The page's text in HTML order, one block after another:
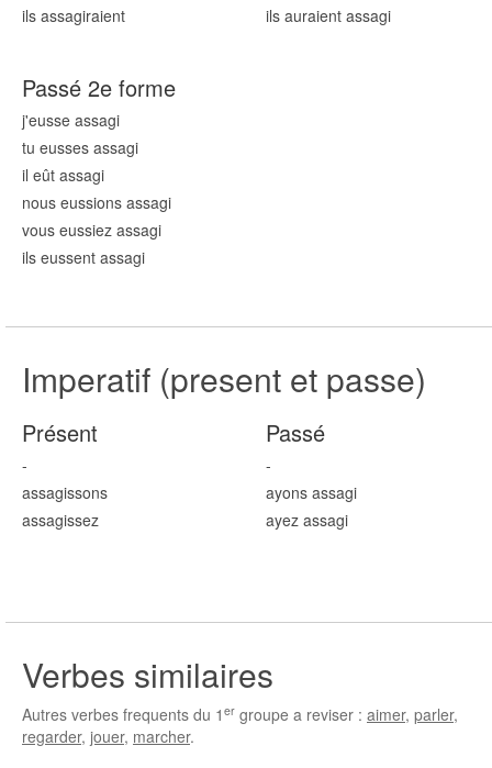
ils assagiraient
ils auraient assagi
Passé 2e forme
j'eusse assagi
tu eusses assagi
il eût assagi
nous eussions assagi
vous eussiez assagi
ils eussent assagi
Imperatif (present et passe)
Présent
-
assagissons
assagissez
Passé
-
ayons assagi
ayez assagi
Verbes similaires
Autres verbes frequents du 1 er groupe a reviser : aimer, parler,
regarder, jouer, marcher.